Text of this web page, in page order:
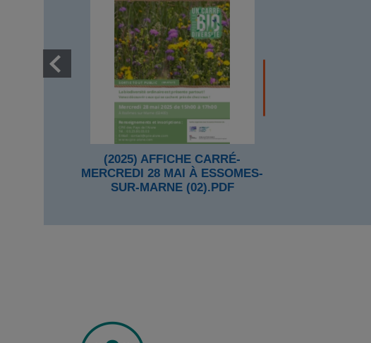
(2025) AFFICHE CARRÉ-
MERCREDI 28 MAI À ESSOMES-
SUR-MARNE (02).PDF